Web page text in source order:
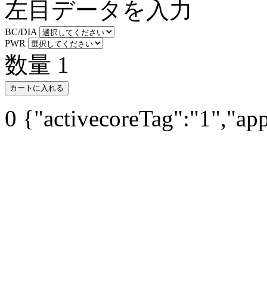
左目データを入力
BC/DIA
PWR
数量 1
カートに入れる
0